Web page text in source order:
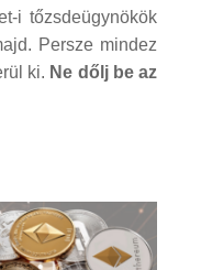
i tőzsdeügynökök
Persze mindez
ki. Ne dőlj be az